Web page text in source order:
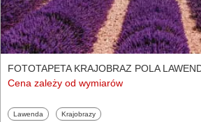
FOTOTAPETA KRAJOBRAZ POLA
Cena zależy od wymiarów
Fototapety
Lawenda Fototapety
Krajobrazy